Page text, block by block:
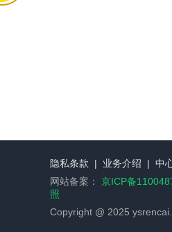
隐私条款 | 业务介绍 | 中
网站备案： 京ICP备
照
Copyright @ 2025